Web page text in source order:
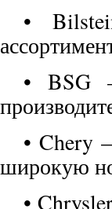
•
• BSG
• Chery
широкую
•